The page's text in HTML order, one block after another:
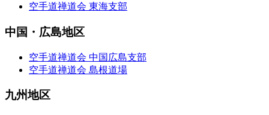
空手道禅道会 東海支部
中国・広島地区
空手道禅道会 中国広島支部
空手道禅道会 島根道場
九州地区